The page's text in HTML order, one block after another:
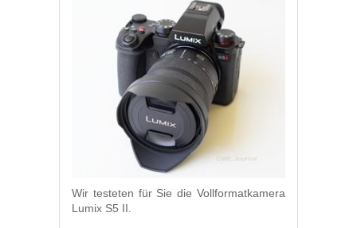
Wir testeten für Sie die Vollformatkamera
Lumix S5 II.